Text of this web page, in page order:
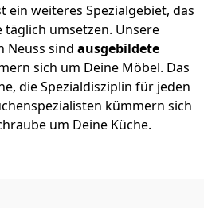
ein weiteres Spezialgebiet, das
täglich umsetzen. Unsere
Neuss sind ausgebildete
sich um Deine Möbel. Das
die Spezialdisziplin für jeden
kümmern sich
um Deine Küche.